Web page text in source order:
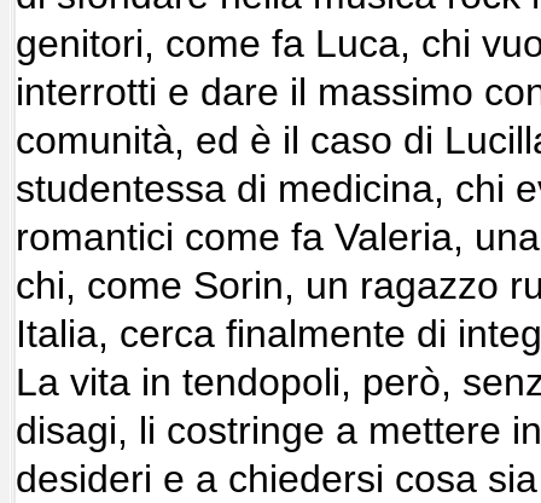
genitori, come fa Luca, chi
interrotti e dare il massimo
comunità, ed è il caso di
studentessa di medicina, chi
romantici come fa Valeria,
chi, come Sorin, un ragazzo
Italia, cerca finalmente di
La vita in tendopoli, però,
disagi, li costringe a mettere
desideri e a chiedersi cosa